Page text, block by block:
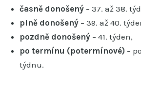
časně donošený – 37. až 38.
plně donošený – 39. až 40.
pozdně donošený – 41. týden,
po termínu (potermínové) –
týdnu.